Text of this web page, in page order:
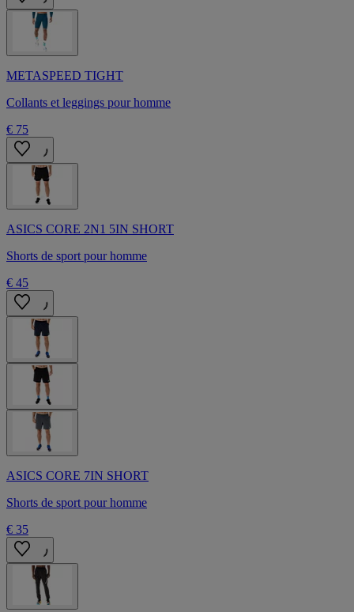
METASPEED TIGHT
Collants et leggings pour homme
€ 75
ASICS CORE 2N1 5IN SHORT
Shorts de sport pour homme
€ 45
ASICS CORE 7IN SHORT
Shorts de sport pour homme
€ 35